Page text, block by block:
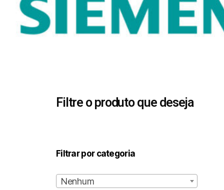
Filtre o produto que deseja
Filtrar por categoria
Nenhum